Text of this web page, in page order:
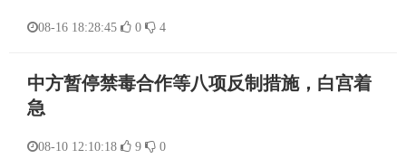
08-16 18:28:45 0 4
中方暂停禁毒合作等八项反制措施，白宫着
急
08-10 12:10:18 9 0